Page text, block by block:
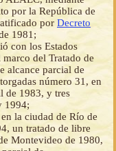
por la República de
por Decreto
1981;
con los Estados
del Tratado de
alcance parcial de
número 31, en
de 1983, y tres
1994;
la ciudad de Río de
un tratado de libre
Montevideo de 1980,